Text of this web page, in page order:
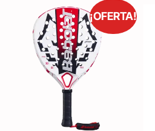
¡OFERTA!